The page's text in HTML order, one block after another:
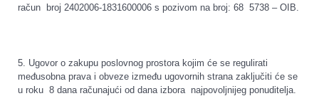
račun broj 2402006-1831600006 s pozivom na broj: 68 5738 – OIB.
5. Ugovor o zakupu poslovnog prostora kojim će se regulirati
međusobna prava i obveze između ugovornih strana zaključiti će se
u roku 8 dana računajući od dana izbora najpovoljnijeg ponuditelja.